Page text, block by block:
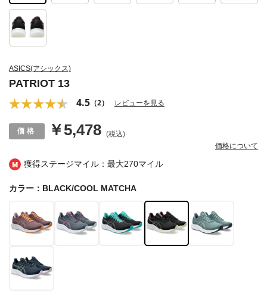
獲得ステージマイル：最大270マイル
ASICS(アシックス)
PATRIOT 13
4.5 （2） レビューを見る
￥5,478 (税込)
価格について
カラー：BLACK/COOL MATCHA